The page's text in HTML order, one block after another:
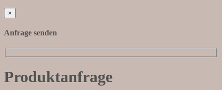
×
Anfrage senden
Produktanfrage